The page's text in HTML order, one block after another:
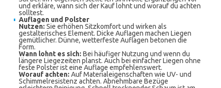
und erkläre, wann sich der Kauf lohnt und worauf du achten
solltest.
Auflagen und Polster
Nutzen: Sie erhöhen Sitzkomfort und wirken als
gestalterisches Element. Dicke Auflagen machen Liegen
gemütlicher. Dünne, wetterfeste Auflagen betonen die
Form.
Wann lohnt es sich: Bei häufiger Nutzung und wenn du
längere Liegezeiten planst. Auch bei einfacher Liegen ohne
feste Polster ist eine Auflage empfehlenswert.
Worauf achten: Auf Materialeigenschaften wie UV- und
Schimmelresistenz achten. Abnehmbare Bezüge